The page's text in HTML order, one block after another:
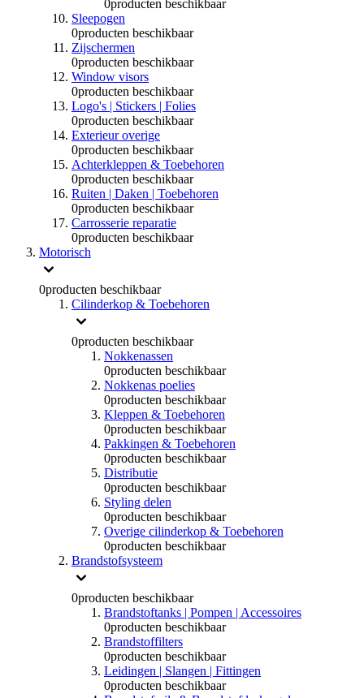
0producten beschikbaar
Sleepogen
0producten beschikbaar
Zijschermen
0producten beschikbaar
Window visors
0producten beschikbaar
Logo's | Stickers | Folies
0producten beschikbaar
Exterieur overige
0producten beschikbaar
Achterkleppen & Toebehoren
0producten beschikbaar
Ruiten | Daken | Toebehoren
0producten beschikbaar
Carrosserie reparatie
0producten beschikbaar
Motorisch
0producten beschikbaar
Cilinderkop & Toebehoren
0producten beschikbaar
Nokkenassen
0producten beschikbaar
Nokkenas poelies
0producten beschikbaar
Kleppen & Toebehoren
0producten beschikbaar
Pakkingen & Toebehoren
0producten beschikbaar
Distributie
0producten beschikbaar
Styling delen
0producten beschikbaar
Overige cilinderkop & Toebehoren
0producten beschikbaar
Brandstofsysteem
0producten beschikbaar
Brandstoftanks | Pompen | Accessoires
0producten beschikbaar
Brandstoffilters
0producten beschikbaar
Leidingen | Slangen | Fittingen
0producten beschikbaar